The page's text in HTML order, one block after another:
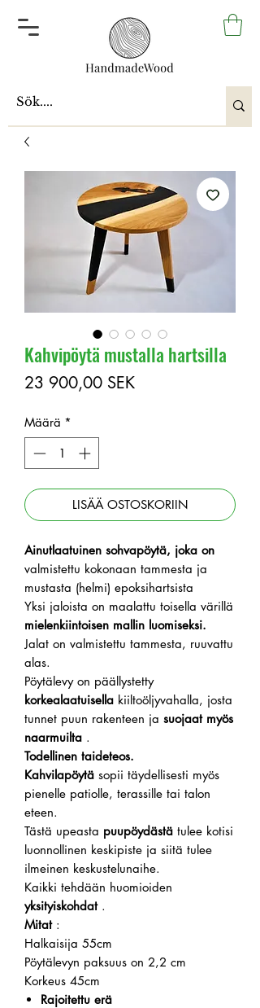
Kahvipöytä mustalla hartsilla
23 900,00 SEKHinta
Määrä *
LISÄÄ OSTOSKORIIN
Ainutlaatuinen sohvapöytä, joka on
valmistettu kokonaan tammesta ja
mustasta (helmi) epoksihartsista
Yksi jaloista on maalattu toisella värillä
mielenkiintoisen mallin luomiseksi.
Jalat on valmistettu tammesta, ruuvattu
alas.
Pöytälevy on päällystetty
korkealaatuisella kiiltoöljyvahalla, josta
tunnet puun rakenteen ja suojaat myös
naarmuilta .
Todellinen taideteos.
Kahvilapöytä sopii täydellisesti myös
pienelle patiolle, terassille tai talon
eteen.
Tästä upeasta puupöydästä tulee kotisi
luonnollinen keskipiste ja siitä tulee
ilmeinen keskustelunaihe.
Kaikki tehdään huomioiden
yksityiskohdat.
Mitat:
Halkaisija 55cm
Pöytälevyn paksuus on 2,2 cm
Korkeus 45cm
Rajoitettu erä